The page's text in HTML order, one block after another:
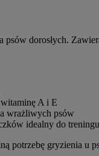
psów dorosłych.
A i E
wrażliwych psów
idealny do treningu
potrzebę gryzienia u